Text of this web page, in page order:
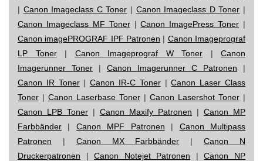
| Canon Imageclass C Toner | Canon Imageclass D Toner |
Canon Imageclass MF Toner|Canon ImagePress Toner |
Canon imagePROGRAF IPF Patronen | Canon Imageprograf
LP Toner| Canon Imageprograf W Toner | Canon
Imagerunner Toner | Canon Imagerunner C Patronen |
Canon IR Toner|Canon IR-C Toner|Canon Laser Class
Toner | Canon Laserbase Toner | Canon Lasershot Toner |
Canon LPB Toner | Canon Maxify Patronen | Canon MP
Farbbänder | Canon MPF Patronen | Canon Multipass
Patronen | Canon MX Farbbänder |Canon N
Druckerpatronen |Canon Notejet Patronen |Canon NP